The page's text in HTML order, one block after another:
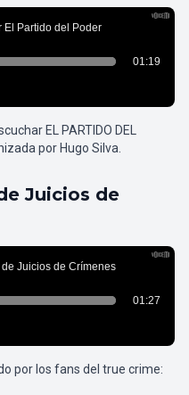
EL PARTIDO DEL
por Hugo Silva.
Juicios de
por los fans del true crime: